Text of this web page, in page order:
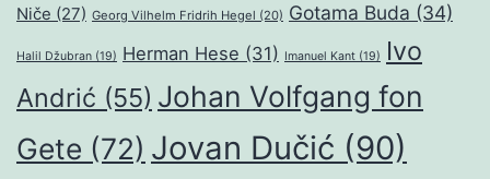
Niče (27) Georg Vilhelm Fridrih Hegel (20) Gotama Buda (34)
Halil Džubran (19) Herman Hese (31) Imanuel Kant (19)
Ivo
Andrić (55) Johan Volfgang fon
Gete (72) Jovan Dučić (90)